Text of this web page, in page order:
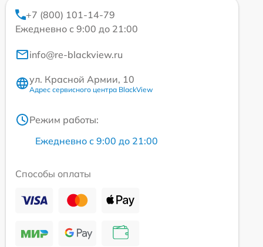
+7 (800) 101-14-79
Ежедневно с 9:00 до 21:00
info@re-blackview.ru
ул. Красной Армии, 10
Адрес сервисного центра BlackView
Режим работы:
Ежедневно с 9:00 до 21:00
Способы оплаты